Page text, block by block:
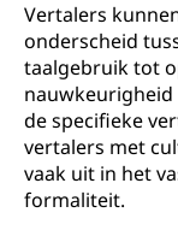
Vertalers
onderscheid
taalgebruik tot
de specifieke
vertalers met
vaak uit in het
formaliteit.